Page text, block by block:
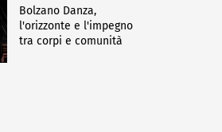
Bolzano Danza,
l'orizzonte e l'impegno
tra corpi e comunità